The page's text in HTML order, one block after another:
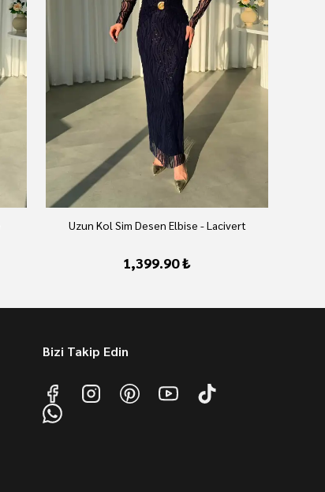
Uzun Kol Sim Desen Elbise - Lacivert
1,399.90 ₺
Bizi Takip Edin